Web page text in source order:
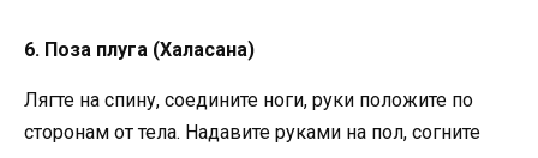
6. Поза плуга (Халасана)
Лягте на спину, соедините ноги, руки положите по
сторонам от тела. Надавите руками на пол, согните